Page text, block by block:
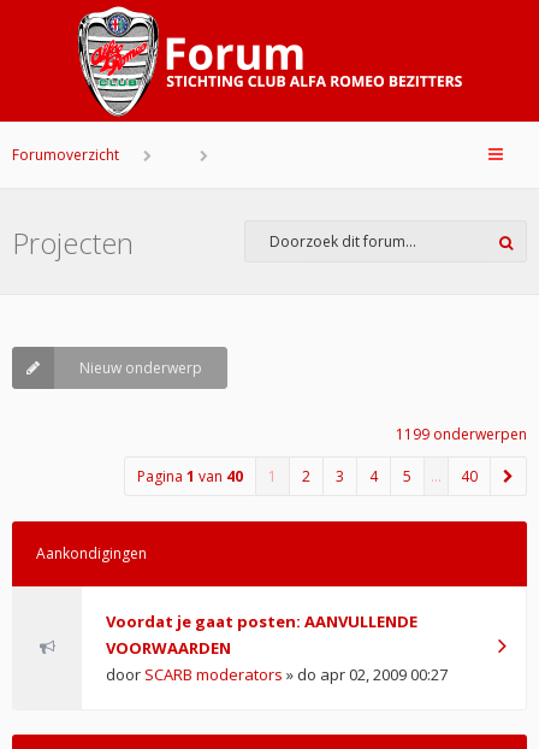
Forumoverzicht
Projecten
Nieuw onderwerp
1199 onderwerpen
Pagina 1 van 40 1 2 3 4 5 … 40
Aankondigingen
Voordat je gaat posten: AANVULLENDE
VOORWAARDEN
door SCARB moderators » do apr 02, 2009 00:27